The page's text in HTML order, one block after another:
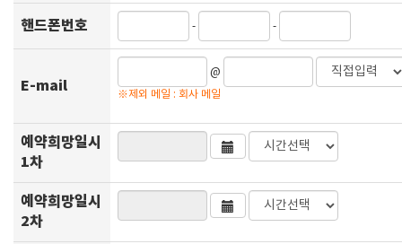
핸드폰번호 - -
E-mail
@
※제외 메일 : 회사 메일
예약희망일시
1차
예약희망일시
2차